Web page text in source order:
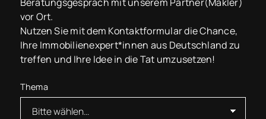
vor Ort.
Nutzen Sie mit dem Kontaktformular die Chance,
Ihre Immobilienexpert*innen aus Deutschland zu
treffen und Ihre Idee in die Tat umzusetzen!
Thema